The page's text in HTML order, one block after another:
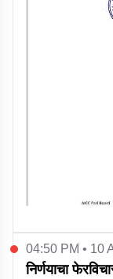
04:50 PM • 10
निर्णयाचा